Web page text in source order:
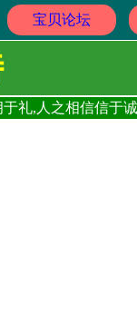
宝贝论坛
礼,人之相信信于